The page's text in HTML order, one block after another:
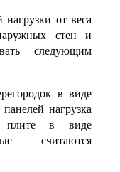
от веса
стен и
следующим
в виде
нагрузка
плите в виде
считаются